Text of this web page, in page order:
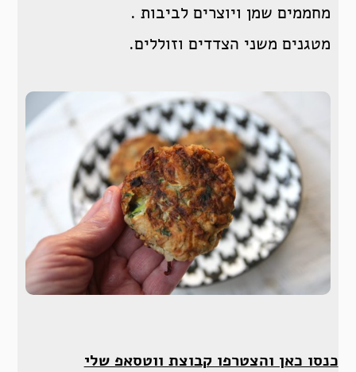
מחממים שמן ויוצרים לביבות .
מטגנים משני הצדדים וזוללים.
כנסו כאן והצטרפו קבוצת ווטסאפ שלי